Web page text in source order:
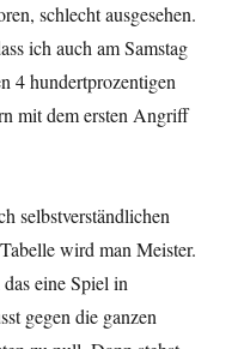
schlecht ausgesehen.
ich auch am Samstag
4 hundertprozentigen
mit dem ersten Angriff
selbstverständlichen
wird man Meister.
eine Spiel in
gegen die ganzen